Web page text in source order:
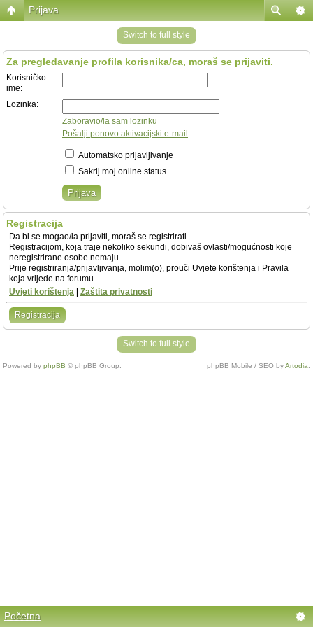
Prijava
Switch to full style
Za pregledavanje profila korisnika/ca, moraš se prijaviti.
Korisničko
ime:
Lozinka:
Zaboravio/la sam lozinku
Pošalji ponovo aktivacijski e-mail
Automatsko prijavljivanje
Sakrij moj online status
Registracija
Da bi se mogao/la prijaviti, moraš se registrirati.
Registracijom, koja traje nekoliko sekundi, dobivaš ovlasti/mogućnosti koje
neregistrirane osobe nemaju.
Prije registriranja/prijavljivanja, molim(o), prouči Uvjete korištenja i Pravila
koja vrijede na forumu.
Uvjeti korištenja
Zaštita privatnosti
Registracija
Switch to full style
Powered by phpBB © phpBB Group. phpBB Mobile / SEO byArtodia
Početna